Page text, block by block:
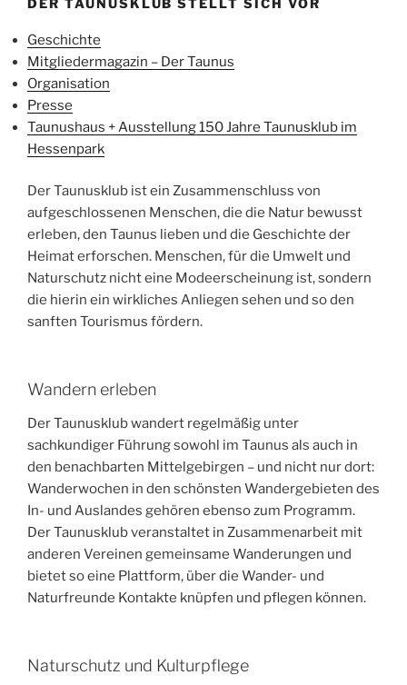
DER TAUNUSKLUB STELLT SICH VOR
Geschichte
Mitgliedermagazin – Der Taunus
Organisation
Presse
Taunushaus + Ausstellung 150 Jahre Taunusklub im
Hessenpark
Der Taunusklub ist ein Zusammenschluss von
aufgeschlossenen Menschen, die die Natur bewusst
erleben, den Taunus lieben und die Geschichte der
Heimat erforschen. Menschen, für die Umwelt und
Naturschutz nicht eine Modeerscheinung ist, sondern
die hierin ein wirkliches Anliegen sehen und so den
sanften Tourismus fördern.
Wandern erleben
Der Taunusklub wandert regelmäßig unter
sachkundiger Führung sowohl im Taunus als auch in
den benachbarten Mittelgebirgen – und nicht nur dort:
Wanderwochen in den schönsten Wandergebieten des
In- und Auslandes gehören ebenso zum Programm.
Der Taunusklub veranstaltet in Zusammenarbeit mit
anderen Vereinen gemeinsame Wanderungen und
bietet so eine Plattform, über die Wander- und
Naturfreunde Kontakte knüpfen und pflegen können.
Naturschutz und Kulturpflege